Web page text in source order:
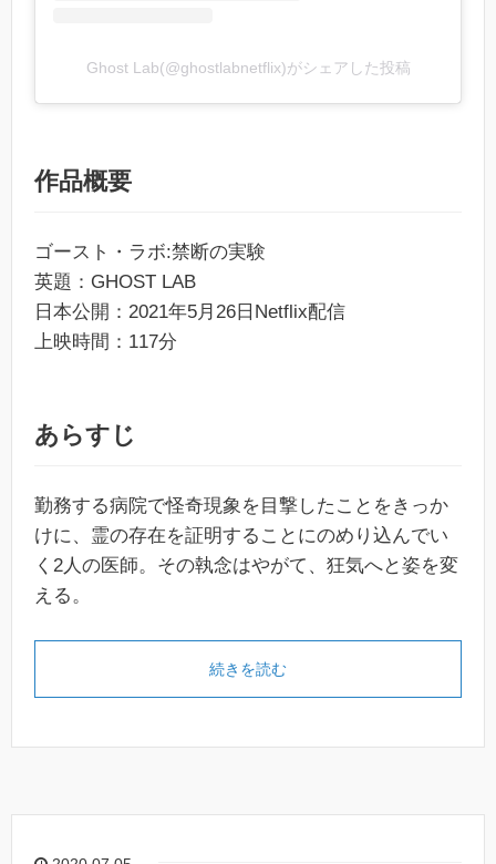
Ghost Lab(@ghostlabnetflix)がシェアした投稿
作品概要
ゴースト・ラボ:禁断の実験
英題：GHOST LAB
日本公開：2021年5月26日Netflix配信
上映時間：117分
あらすじ
勤務する病院で怪奇現象を目撃したことをきっか
けに、霊の存在を証明することにのめり込んでい
く2人の医師。その執念はやがて、狂気へと姿を変
える。
続きを読む